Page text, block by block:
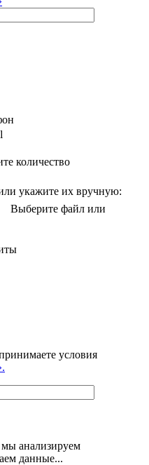
количество
укажите их вручную:
Выберите файл или
условия
мы анализируем
данные...